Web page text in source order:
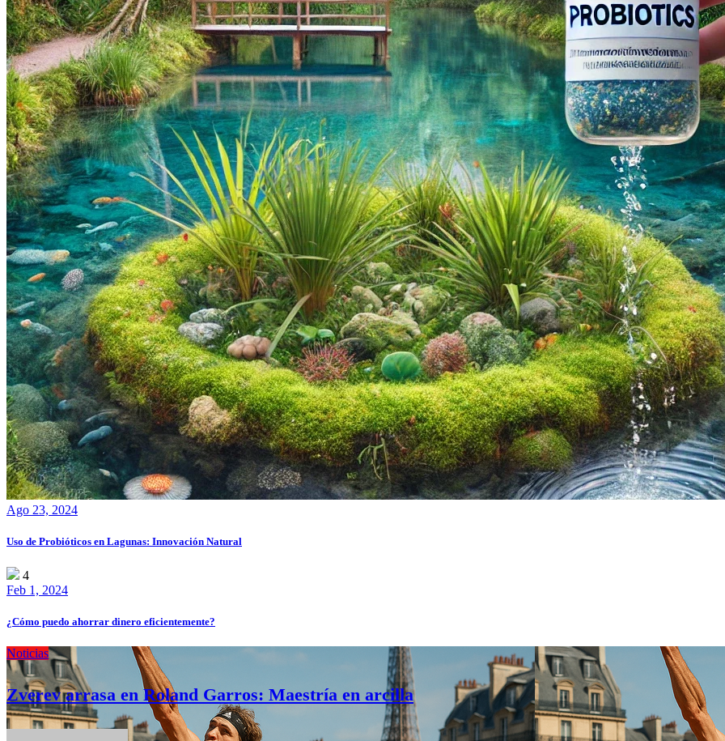
Ago 23, 2024
Uso de Probióticos en Lagunas: Innovación Natural
4
Feb 1, 2024
¿Cómo puedo ahorrar dinero eficientemente?
Noticias
Zverev arrasa en Roland Garros: Maestría en arcilla